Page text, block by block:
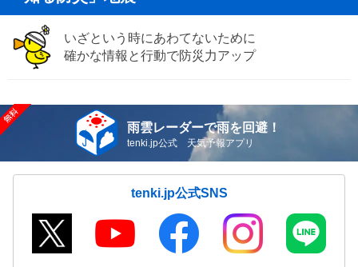
いざという時にあわてないために
確かな情報と行動で防災力アップ
雨雲レーダーで雨を回避！
tenki.jp公式 天気予報アプリ
tenki.jp公式SNS